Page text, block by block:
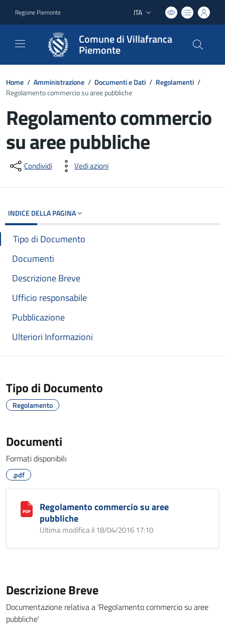
Regione Piemonte Lingua attiva:
ITA
Comune di Villafranca
Piemonte
Home / Amministrazione / Documenti e Dati / Regolamenti /
Regolamento commercio su aree pubbliche
Regolamento commercio
su aree pubbliche
Dettagli del documento
Condividi Vedi azioni
INDICE DELLA PAGINA
Tipo di Documento
Documenti
Descrizione Breve
Ufficio responsabile
Pubblicazione
Ulteriori Informazioni
Tipo di Documento
Regolamento
Documenti
Formati disponibili:
.pdf
Regolamento commercio su aree
pubbliche
Ultima modifica il 18/04/2016 17:10
Descrizione Breve
Documentazione relativa a 'Regolamento commercio su aree
pubbliche'